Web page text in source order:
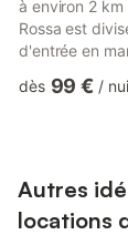
à environ 2
Rossa est
d'entrée en
places de
dès 99 € /
Autres
locations